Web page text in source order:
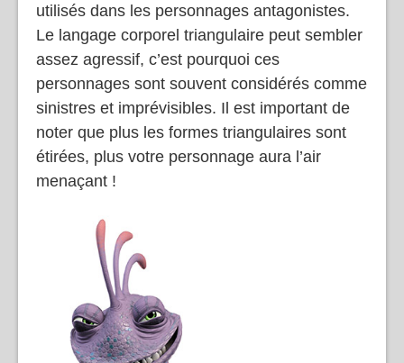
utilisés dans les personnages antagonistes.
Le langage corporel triangulaire peut sembler
assez agressif, c’est pourquoi ces
personnages sont souvent considérés comme
sinistres et imprévisibles. Il est important de
noter que plus les formes triangulaires sont
étirées, plus votre personnage aura l’air
menaçant !